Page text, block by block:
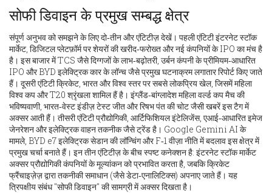
सोफी डिवाइन के प्रमुख सम्बद्ध क्षेत्र
संपूर्ण अनुभव को समझने के लिए दो‑तीन और एंटिटीज़ देखें। पहली एंटिटीइंटरनेट स्टॉक
मार्केट, डिजिटल प्लेटफ़ॉर्म पर शेयरों की खरीद‑फरोख्त और नई कंपनियों के IPO का मंच है
है। इस बाजार में TCS जैसे दिग्गजों के लाभ‑बढ़ोतरी, उर्बन कंपनी के प्रीमियम‑आधारित
IPO और BYD इलेक्ट्रिक कार के लॉन्च जैसे प्रमुख घटनाक्रम लगातार रिपोर्ट किए जाते
हैं। दूसरी एंटिटीक्रिकेट, भारत और विश्व स्तर पर सबसे लोकप्रिय खेल, जिसमें महिला
विश्व कप और T20 श्रृंखला शामिल हैंहै। इंग्लैंड‑बांग्लादेश महिला वर्ल्ड कप मैच की
भविष्यवाणी, भारत‑वेस्ट इंडीज़ टेस्ट जीत और रिषभ पंत की चोट जैसी खबरें इस टैग में
अक्सर आती हैं। तीसरी एंटिटीप्रौद्योगिकी, आर्टिफिशियल इंटेलिजेंस, एआई‑आधारित इमेज
जेनरेशन और इलेक्ट्रिक वाहन तकनीक जैसे ट्रेंडहै। Google Gemini AI के
मामले, BYD e7 इलेक्ट्रिक सेडान की लॉन्चिंग और F‑1 वीज़ा नीति में बदलाव इस क्षेत्र में
प्रमुख चर्चा बनाते हैं। इन तीन एंटिटीज़ के बीच स्पष्ट कनेक्शन है: इंटरनेट स्टॉक मार्केट
अक्सर प्रौद्योगिकी कंपनियों के मूल्यांकन को प्रभावित करता है, जबकि क्रिकेट
फ्रैंचाइज़ेज़ द्वारा तकनीकी समाधान (जैसे डेटा‑एनालिटिक्स) अपनाए जाते हैं। यह
त्रिपक्षीय संबंध "सोफी डिवाइन" की सामग्री में अक्सर दिखता है।